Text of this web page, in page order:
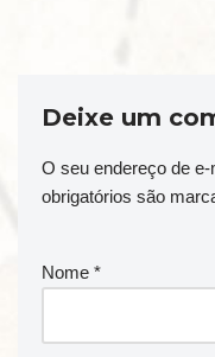
Deixe um
O seu endereço de
obrigatórios são
Nome *